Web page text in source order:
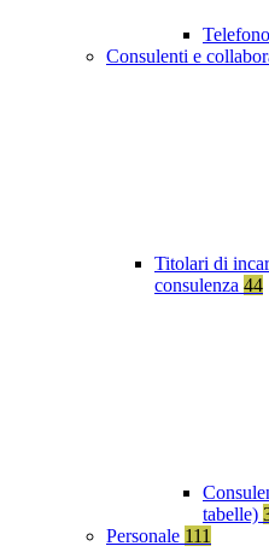
Consulenti e
Titolari di
consulenza 44
tabelle)
Personale 111